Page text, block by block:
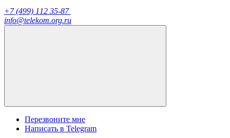
+7 (499) 112 35-87
info@telekom.org.ru
Перезвоните мне
Написать в Telegram